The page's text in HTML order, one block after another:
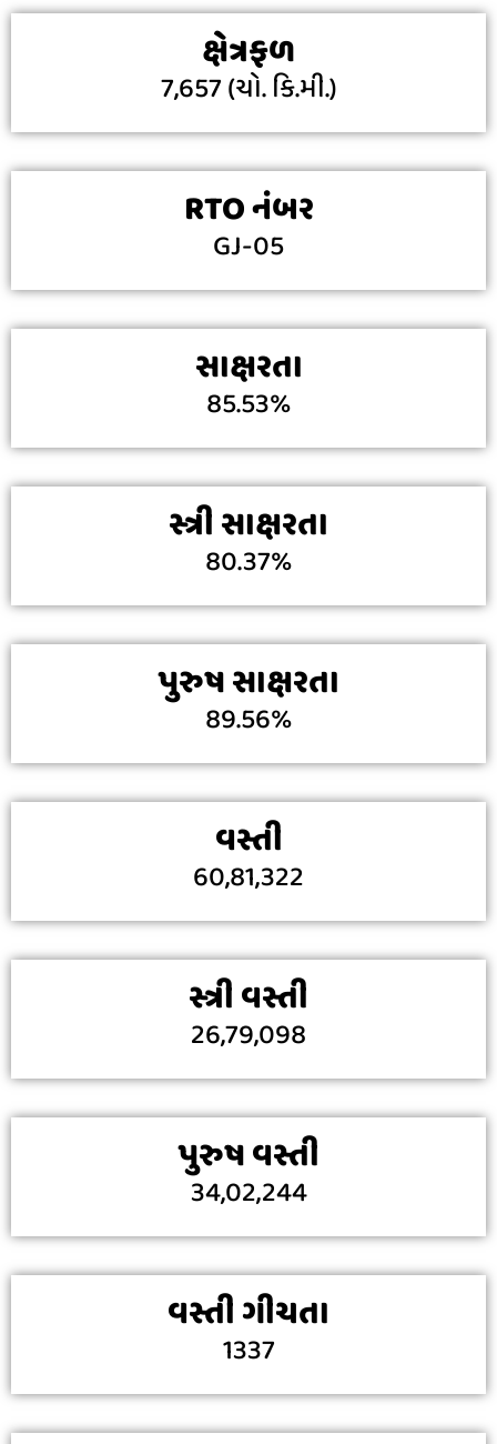
ક્ષેત્રફળ
7,657 (ચો. કિ.મી.)
RTO નંબર
GJ-05
સાક્ષરતા
85.53%
સ્ત્રી સાક્ષરતા
80.37%
પુરુષ સાક્ષરતા
89.56%
વસ્તી
60,81,322
સ્ત્રી વસ્તી
26,79,098
પુરુષ વસ્તી
34,02,244
વસ્તી ગીચતા
1337